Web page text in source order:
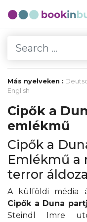
Más nyelveken :
English
Cipők a
emlékmű
Cipők a
Emlékmű a
terror
A külföldi média
Cipők a Duna
Steindl Imre